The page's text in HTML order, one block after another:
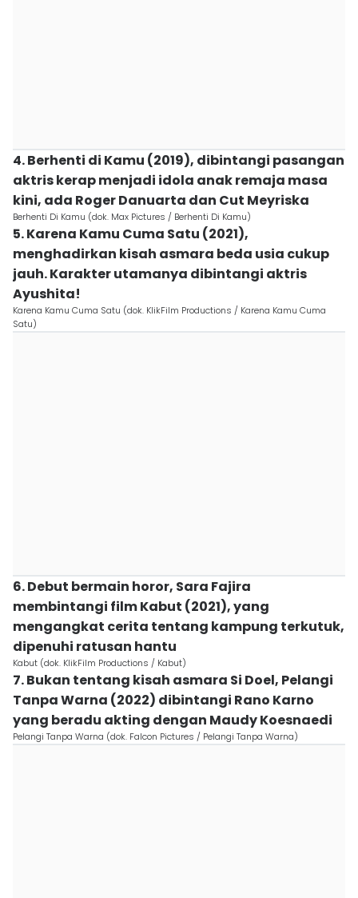
4. Berhenti di Kamu (2019), dibintangi pasangan
aktris kerap menjadi idola anak remaja masa
kini, ada Roger Danuarta dan Cut Meyriska
Berhenti Di Kamu (dok. Max Pictures / Berhenti Di Kamu)
5. Karena Kamu Cuma Satu (2021),
menghadirkan kisah asmara beda usia cukup
jauh. Karakter utamanya dibintangi aktris
Ayushita!
Karena Kamu Cuma Satu (dok. KlikFilm Productions / Karena Kamu Cuma
Satu)
6. Debut bermain horor, Sara Fajira
membintangi film Kabut (2021), yang
mengangkat cerita tentang kampung terkutuk,
dipenuhi ratusan hantu
Kabut (dok. KlikFilm Productions / Kabut)
7. Bukan tentang kisah asmara Si Doel, Pelangi
Tanpa Warna (2022) dibintangi Rano Karno
yang beradu akting dengan Maudy Koesnaedi
Pelangi Tanpa Warna (dok. Falcon Pictures / Pelangi Tanpa Warna)